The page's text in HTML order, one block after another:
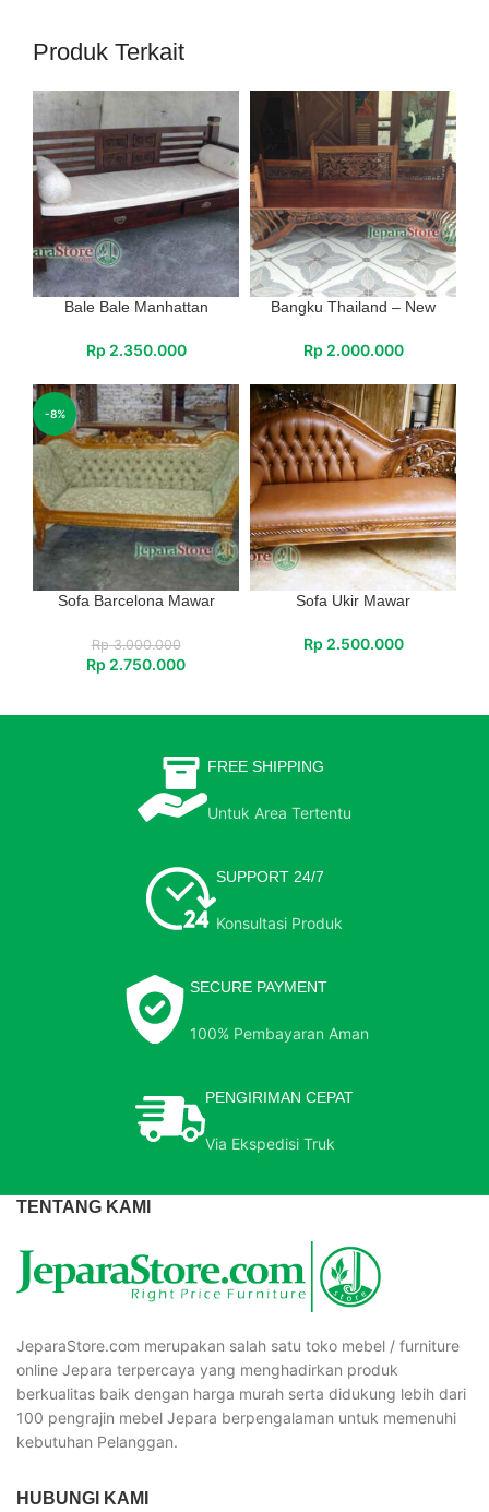
Produk Terkait
Bale Bale Manhattan
Rp 2.350.000
Bangku Thailand – New
Rp 2.000.000
-8%
Sofa Barcelona Mawar
Rp3.000.000
Rp 2.750.000
Sofa Ukir Mawar
Rp 2.500.000
FREE SHIPPING
Untuk Area Tertentu
SUPPORT 24/7
Konsultasi Produk
SECURE PAYMENT
100% Pembayaran Aman
PENGIRIMAN CEPAT
Via Ekspedisi Truk
TENTANG KAMI
JeparaStore.com merupakan salah satu toko mebel / furniture
online Jepara terpercaya yang menghadirkan produk
berkualitas baik dengan harga murah serta didukung lebih dari
100 pengrajin mebel Jepara berpengalaman untuk memenuhi
kebutuhan Pelanggan.
HUBUNGI KAMI